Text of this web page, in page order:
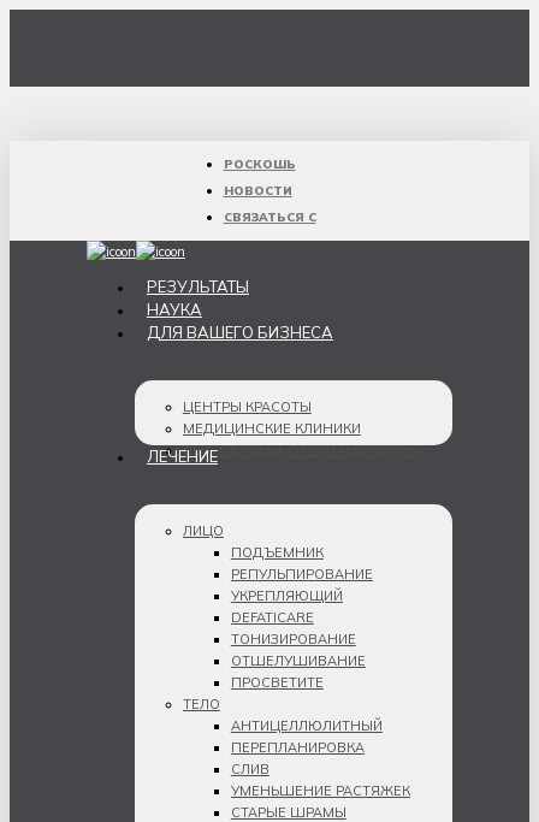
содержанию
РОСКОШЬ
НОВОСТИ
СВЯЗАТЬСЯ С
Меню
РЕЗУЛЬТАТЫ
НАУКА
ДЛЯ ВАШЕГО БИЗНЕСА
ЦЕНТРЫ КРАСОТЫ
МЕДИЦИНСКИЕ КЛИНИКИ
СПА-САЛОНЫ, ОТЕЛИ И КУРОРТЫ
ЛЕЧЕНИЕ
ЛИЦО
ПОДЪЕМНИК
РЕПУЛЬПИРОВАНИЕ
УКРЕПЛЯЮЩИЙ
DEFATICARE
ТОНИЗИРОВАНИЕ
ОТШЕЛУШИВАНИЕ
ПРОСВЕТИТЕ
ТЕЛО
АНТИЦЕЛЛЮЛИТНЫЙ
ПЕРЕПЛАНИРОВКА
СЛИВ
УМЕНЬШЕНИЕ РАСТЯЖЕК
СТАРЫЕ ШРАМЫ